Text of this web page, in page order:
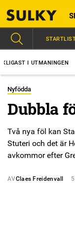
I UTMANINGEN
Nyfödda
Dubbla
Två nya föl kan
Stuteri och det är
avkommor efter
AVClaes Freidenvall